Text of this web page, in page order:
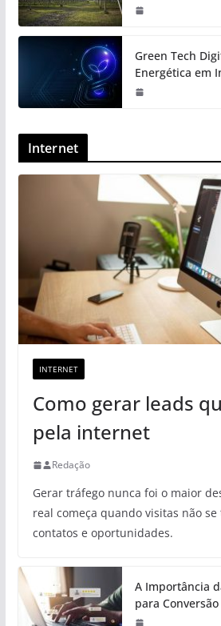
Green Tech
Energética em
Internet
INTERNET
Como gerar leads
pela internet
Redação
Gerar tráfego nunca foi o maior
real começa quando visitas não
contatos e oportunidades.
A Importância
para Conversão